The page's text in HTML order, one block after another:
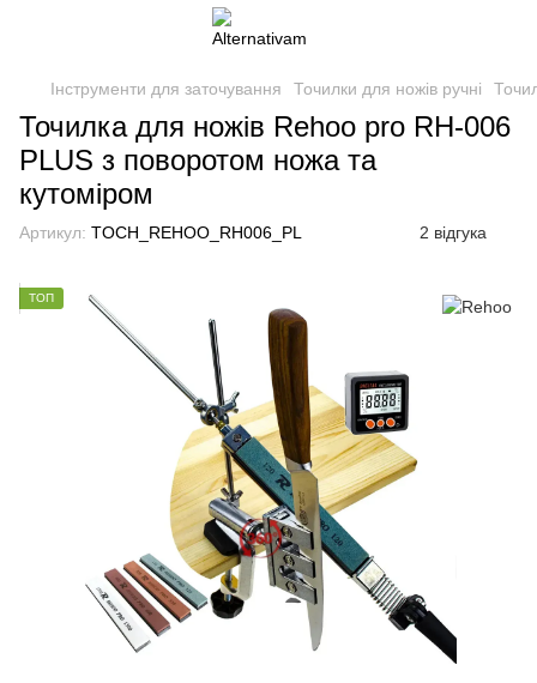
Інструменти для заточування Точилки для ножів ручні
Точилка для ножів Rehoo pro RH-006
PLUS з поворотом ножа та
кутоміром
Артикул: TOCH_REHOO_RH006_PL 2 відгука
ТОП